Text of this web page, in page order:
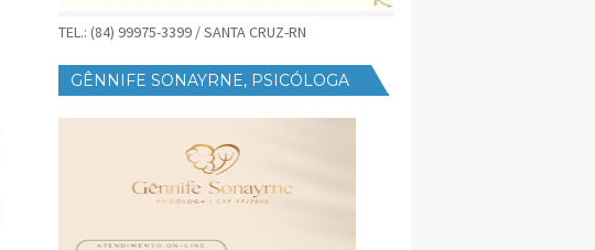
TEL.: (84) 99975-3399 / SANTA CRUZ-RN
GÊNNIFE SONAYRNE, PSICÓLOGA